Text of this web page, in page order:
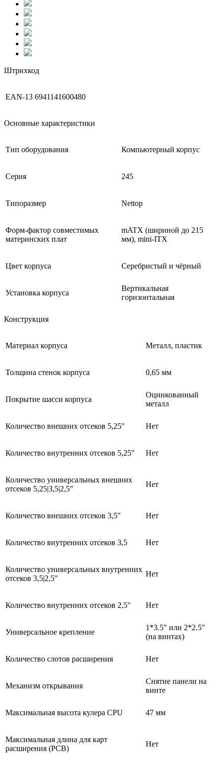
Штрихкод
EAN-13 6941141600480
Основные характеристики
Тип оборудования Компьютерный корпус
Серия 245
Типоразмер Nettop
Форм-фактор совместимых
материнских плат
mATX (шириной до 215
мм), mini-ITX
Цвет корпуса Серебристый и чёрный
Установка корпуса
Вертикальная
горизонтальная
Конструкция
Материал корпуса Металл, пластик
Толщина стенок корпуса 0,65 мм
Покрытие шасси корпуса
Оцинкованный
металл
Количество внешних отсеков 5,25" Нет
Количество внутренних отсеков 5,25" Нет
Количество универсальных внешних
отсеков 5,25|3,5|2,5"
Нет
Количество внешних отсеков 3,5" Нет
Количество внутренних отсеков 3,5 Нет
Количество универсальных внутренних
отсеков 3,5|2,5"
Нет
Количество внутренних отсеков 2,5" Нет
Универсальное крепление
1*3.5" или 2*2.5"
(на винтах)
Количество слотов расширения Нет
Механизм открывания
Снятие панели на
винте
Максимальная высота кулера CPU 47 мм
Максимальная длина для карт
расширения (PCB)
Нет